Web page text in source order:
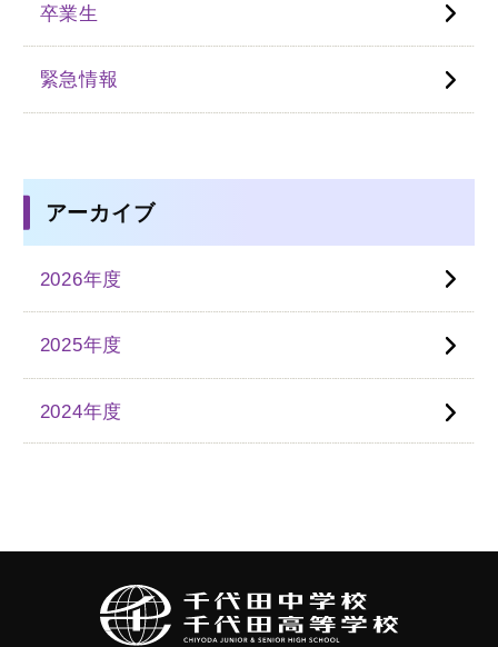
卒業生
緊急情報
アーカイブ
2026年度
2025年度
2024年度